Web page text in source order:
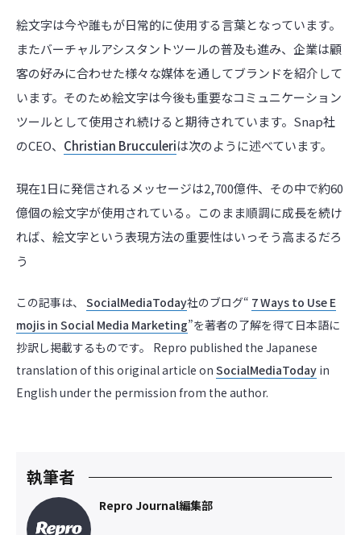
絵文字は今や誰もが日常的に使用する言葉となっています。
またバーチャルアシスタントツールの普及も進み、企業は顧
客の好みに合わせた様々な媒体を通してブランドを紹介して
います。そのため絵文字は今後も重要なコミュニケーション
ツールとして使用され続けると期待されています。Snap社
のCEO、 Christian Brucculeriは次のように述べています。
現在1日に発信されるメッセージは2,700億件、その中で約60
億個の絵文字が使用されている。このまま順調に成長を続け
れば、絵文字という表現方法の重要性はいっそう高まるだろ
う
この記事は、 SocialMediaToday社のブログ“ 7 Ways to Use E
mojis in Social Media Marketing”を著者の了解を得て日本語に
抄訳し掲載するものです。 Repro published the Japanese
translation of this original article on SocialMediaToday in
English under the permission from the author.
執筆者
Repro Journal編集部